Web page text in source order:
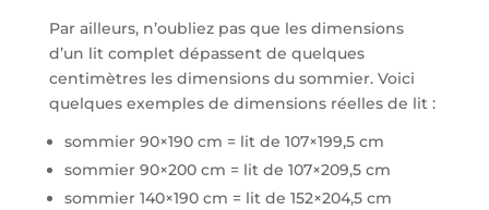
Par ailleurs, n’oubliez pas que les dimensions
d’un lit complet dépassent de quelques
centimètres les dimensions du sommier. Voici
quelques exemples de dimensions réelles de lit :
sommier 90×190 cm = lit de 107×199,5 cm
sommier 90×200 cm = lit de 107×209,5 cm
sommier 140×190 cm = lit de 152×204,5 cm